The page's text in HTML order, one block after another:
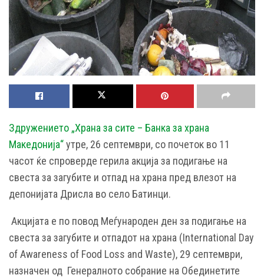
Здружението „Храна за сите – Банка за храна
Македонија“утре, 26 септември, со почеток во 11
часот ќе спроверде герила акција за подигање на
свеста за загубите и отпад на храна пред влезот на
депонијата Дрисла во село Батинци.
Акцијата е по повод Меѓународен ден за подигање на
свеста за загубите и отпадот на храна (International Day
of Awareness of Food Loss and Waste), 29 септември,
назначен од Генералното собрание на Обединетите